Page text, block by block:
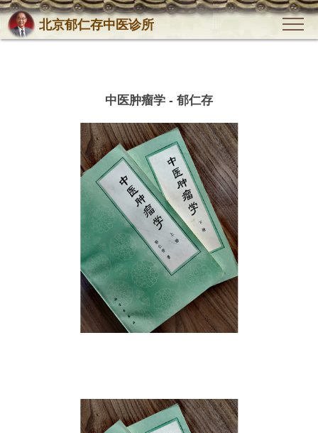
北京郁仁存中医诊所
中医肿瘤学 - 郁仁存